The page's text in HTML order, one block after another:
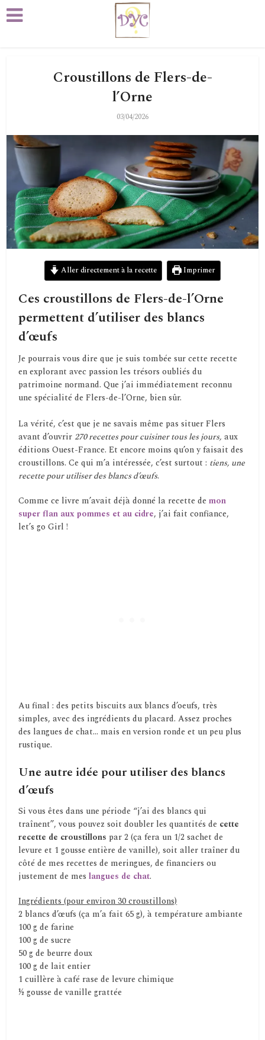
Croustillons de Flers-de-
l’Orne
03/04/2026
Aller directement à la recette Imprimer
Ces croustillons de Flers-de-l’Orne
permettent d’utiliser des blancs
d’œufs
Je pourrais vous dire que je suis tombée sur cette recette
en explorant avec passion les trésors oubliés du
patrimoine normand. Que j’ai immédiatement reconnu
une spécialité de Flers-de-l’Orne, bien sûr.
La vérité, c’est que je ne savais même pas situer Flers
avant d’ouvrir 270 recettes pour cuisiner tous les jours, aux
éditions Ouest-France. Et encore moins qu’on y faisait des
croustillons. Ce qui m’a intéressée, c’est surtout : tiens, une
recette pour utiliser des blancs d’œufs.
Comme ce livre m’avait déjà donné la recette demon
super flan aux pommes et au cidre, j’ai fait confiance,
let’s go Girl !
Au final : des petits biscuits aux blancs d’oeufs, très
simples, avec des ingrédients du placard. Assez proches
des langues de chat… mais en version ronde et un peu plus
rustique.
Une autre idée pour utiliser des blancs
d’œufs
Si vous êtes dans une période “j’ai des blancs qui
traînent”, vous pouvez soit doubler les quantités de cette
recette de croustillons par 2 (ça fera un 1/2 sachet de
levure et 1 gousse entière de vanille), soit aller traîner du
côté de mes recettes de meringues, de financiers ou
justement de meslangues de chat.
Ingrédients (pour environ 30 croustillons)
2 blancs d’œufs (ça m’a fait 65 g), à température ambiante
100 g de farine
100 g de sucre
50 g de beurre doux
100 g de lait entier
1 cuillère à café rase de levure chimique
½ gousse de vanille grattée